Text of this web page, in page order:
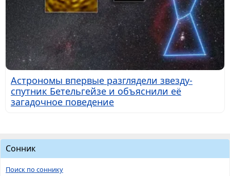
Астрономы впервые разглядели звезду-
спутник Бетельгейзе и объяснили её
загадочное поведение
Сонник
Поиск по соннику